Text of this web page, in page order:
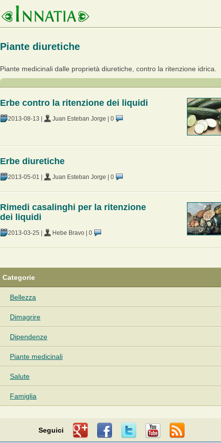
Piante diuretiche
Piante medicinali dalle proprietà diuretiche, contro la ritenzione idrica.
Erbe contro la ritenzione dei liquidi
2013-08-13 Juan Esteban Jorge 0
Erbe diuretiche
2013-05-01 Juan Esteban Jorge 0
Rimedi casalinghi per la ritenzione
dei liquidi
2013-03-25 Hebe Bravo 0
Categorie
Bellezza
Dimagrire
Dipendenze
Piante medicinali
Salute
Famiglia
Seguici